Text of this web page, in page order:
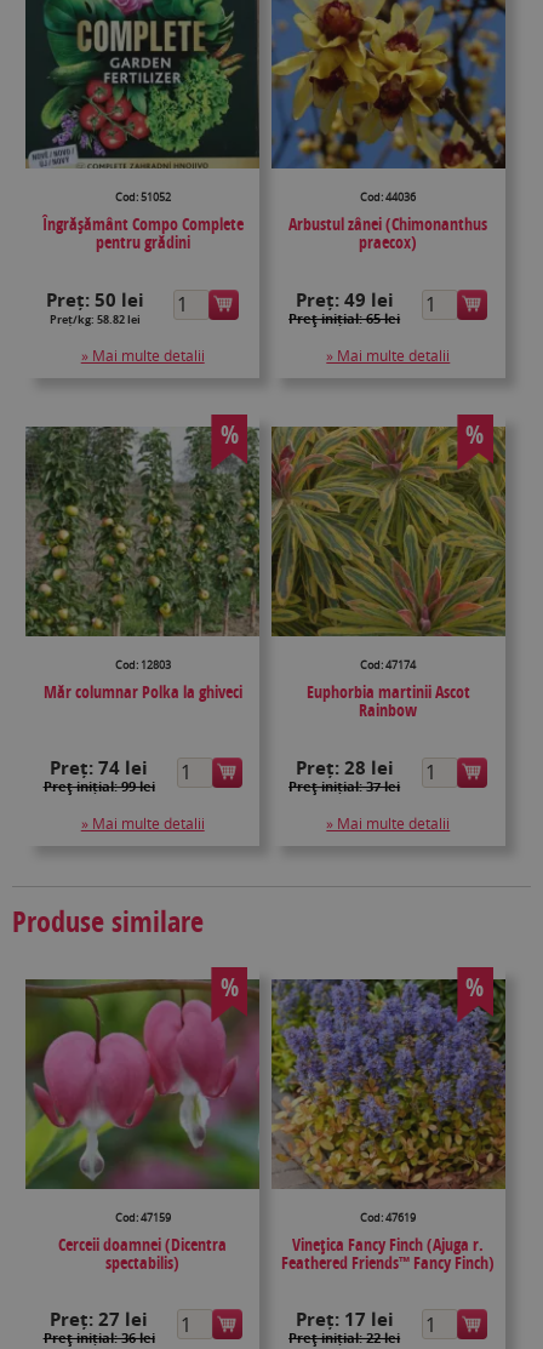
Cod: 51052
Îngrășământ Compo Complete
pentru grădini
Preț:50 lei
Preț/kg: 58.82 lei
» Mai multe detalii
Cod: 44036
Arbustul zânei (Chimonanthus
praecox)
Preț: 49 lei
Preţ inițial: 65 lei
» Mai multe detalii
%
Cod: 12803
Măr columnar Polka la ghiveci
Preț:74 lei
Preţ inițial: 99 lei
» Mai multe detalii
%
Cod: 47174
Euphorbia martinii Ascot
Rainbow
Preț: 28 lei
Preţ inițial: 37 lei
» Mai multe detalii
Produse similare
%
Cod: 47159
Cerceii doamnei (Dicentra
spectabilis)
Preț:27 lei
Preţ inițial: 36 lei
%
Cod: 47619
Vinețica Fancy Finch (Ajuga r.
Feathered Friends™ Fancy Finch)
Preț: 17 lei
Preţ inițial: 22 lei